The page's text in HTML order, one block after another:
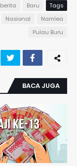
Tags
Baru
berita
Namlea
Nasional
Pulau Buru
BACA JUGA